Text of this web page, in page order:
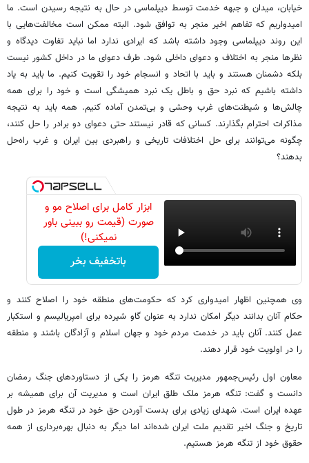
خیابان، میدان و جبهه خدمت توسط دیپلماسی در حال به نتیجه رسیدن است. ما
امیدواریم که تفاهم اخیر منجر به توافق شود. البته ممکن است مخالفت‌هایی با
این روند دیپلماسی وجود داشته باشد که ایرادی ندارد اما نباید تفاوت دیدگاه و
نظرها منجر به اختلاف و دعوای داخلی شود. طرف دعوای ما در داخل کشور نیست
بلکه دشمنان هستند و باید با اتحاد و انسجام خود را تقویت کنیم. ما باید به یاد
داشته باشیم که نبرد حق و باطل یک نبرد همیشگی است و خود را برای همه
چالش‌ها و شیطنت‌های غرب وحشی و بی‌تمدن آماده کنیم. همه باید به نتیجه
مذاکرات احترام بگذارند.‌ کسانی که قادر نیستند حتی دعوای دو برادر را حل کنند،
چگونه می‌توانند برای حل اختلافات تاریخی و راهبردی بین ایران و غرب راه‌حل
بدهند؟
ابزار کامل برای اصلاح مو و
صورت (قیمت رو ببینی باور
نمیکنی!)
باتخفیف بخر
وی همچنین اظهار امیدواری کرد که حکومت‌های منطقه خود را اصلاح کنند و
حکام آنان بدانند دیگر امکان ندارد به عنوان گاو شیرده برای امپریالیسم و استکبار
عمل کنند. آنان باید در خدمت مردم خود و جهان اسلام و آزادگان باشند و منطقه
را در اولویت خود قرار دهند.
معاون اول رئیس‌جمهور مدیریت تنگه هرمز را یکی از دستاوردهای جنگ رمضان
دانست و گفت: تنگه هرمز ملک طلق ایران است و مدیریت آن برای همیشه بر
عهده ایران است. شهدای زیادی برای بدست آوردن حق خود در تنگه هرمز در طول
تاریخ و جنگ اخیر تقدیم ملت ایران شده‌اند اما دیگر به دنبال بهره‌برداری از همه
حقوق خود از تنگه هرمز هستیم.